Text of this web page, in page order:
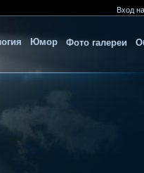
Вход
Юмор Фото галереи